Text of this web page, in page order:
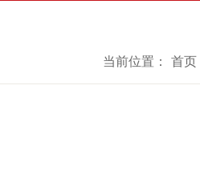
当前位置： 首页